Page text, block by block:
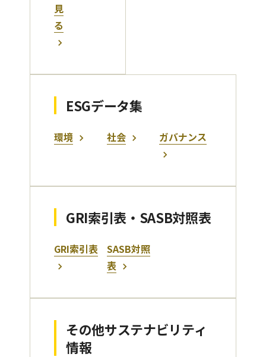
見
る
ESGデータ集
環境 社会 ガバナンス
GRI索引表・SASB対照表
GRI索引表
SASB対照
表
その他サステナビリティ
情報